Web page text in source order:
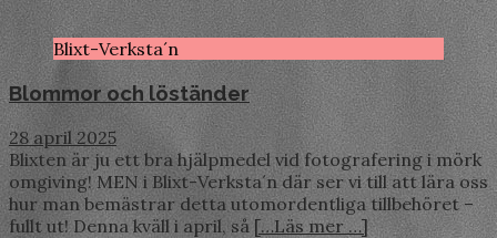
Blixt-Verksta´n
Blommor och löständer
28 april 2025
Blixten är ju ett bra hjälpmedel vid fotografering i mörk
omgiving! MEN i Blixt-Verksta´n där ser vi till att lära oss
hur man bemästrar detta utomordentliga tillbehöret –
fullt ut! Denna kväll i april, så […Läs mer …]